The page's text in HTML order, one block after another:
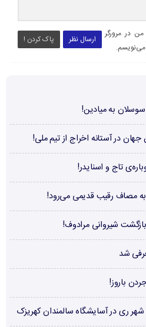
ارسال نظر پاک کردن !
در مرورگر
می‌نویسم.
به میادین!
در آستانه اخراج از تیم ملی!
تاج و اسنایدر!
مصاف رقیب قدیمی می‌رود!
شیروانی مرادوف!
شد
باروز!
ری در آسایشگاه سالمندان کهریزک